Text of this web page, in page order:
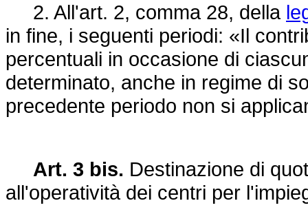
2. All'art. 2, comma 28, della
in fine, i seguenti periodi: «Il
percentuali in occasione di
determinato, anche in regime di
precedente periodo non si
Art. 3 bis. Destinazione di
all'operatività dei centri per